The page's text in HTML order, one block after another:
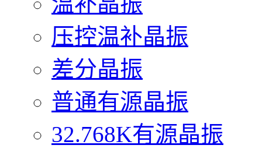
压控温补晶振
差分晶振
普通有源晶振
32.768K有源晶振